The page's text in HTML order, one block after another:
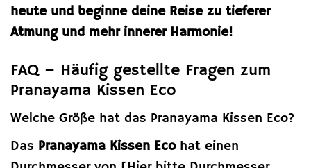
heute und beginne deine Reise zu tieferer
Atmung und mehr innerer Harmonie!
FAQ – Häufig gestellte Fragen zum
Pranayama Kissen Eco
Welche Größe hat das Pranayama Kissen Eco?
Das Pranayama Kissen Ecohat einen